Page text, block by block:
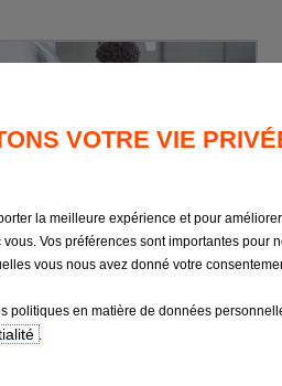
Pneumatiques
négligez pas votre seul point de
VOTRE VIE
la meilleure expérience et pour
Vos préférences sont importantes pour
vous nous avez donné votre
politiques en matière de données
.